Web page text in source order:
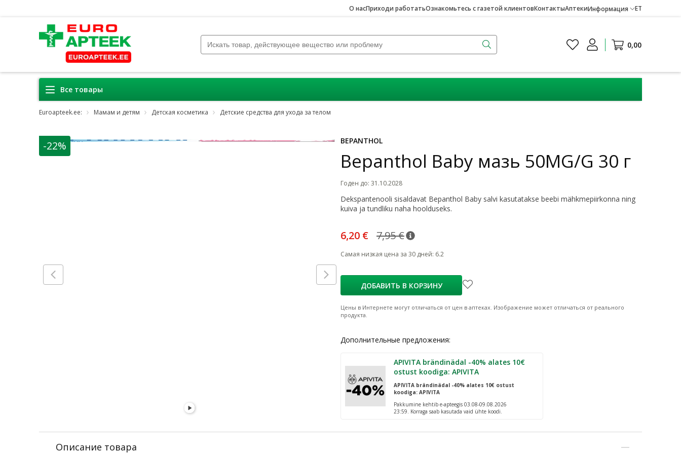
О насПриходи работатьОзнакомьтесь с газетой клиентовКонтактыАптекиИнформация ET
0,00
Все товары
Euroapteek.ee: Мамам и детям Детская косметика Детские средства для ухода за телом
-22% BEPANTHOL
Bepanthol Baby мазь 50MG/G 30 г
Годен до: 31.10.2028
Dekspantenooli sisaldavat Bepanthol Baby salvi kasutatakse beebi mähkmepiirkonna ning
kuiva ja tundliku naha hoolduseks.
7,95 €nõuanne
Tavaline hind
6,20 €
Самая низкая цена за 30 дней: 6.2
ДОБАВИТЬ В КОРЗИНУ
Цены в Интернете могут отличаться от цен в аптеках. Изображение может отличаться от реального
продукта.
Дополнительные предложения:
APIVITA brändinädal -40% alates 10€
ostust koodiga: APIVITA
APIVITA brändinädal -40% alates 10€ ostust
koodiga: APIVITA
Pakkumine kehtib e-apteegis 03.08-09.08.2026
23:59. Korraga saab kasutada vaid ühte koodi.
Описание товара